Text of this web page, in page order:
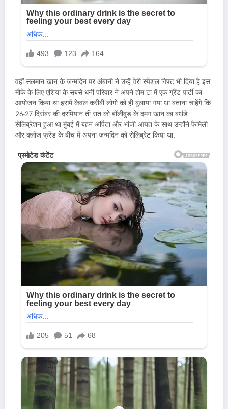
वहीं सलमान खान के जन्मदिन पर अंबानी ने उन्हें वेरी स्पेशल गिफ्ट भी दिया है इस
मौके के लिए एशिया के सबसे धनी परिवार ने अपने होम टा में एक ग्रैंड पार्टी का
आयोजन किया था इसमें केवल करीबी लोगों को ही बुलाया गया था बताना चाहेंगे कि
26-27 दिसंबर की दरमियान ती रात को बॉलीवुड के दमंग खान का बर्थडे
सेलिब्रेशन हुआ था मुंबई में बहन अर्पिता और भांजी आयत के साथ उन्होंने फैमिली
और क्लोज फ्रेंड के बीच में अपना जन्मदिन को सेलिब्रेट किया था.